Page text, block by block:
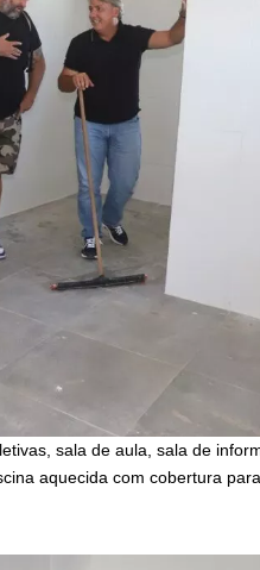
sala de aula, sala de
aquecida com cobertura